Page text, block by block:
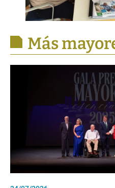
Más